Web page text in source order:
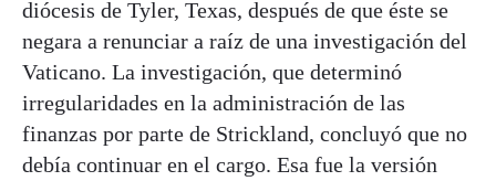
diócesis de Tyler, Texas, después de que éste se
negara a renunciar a raíz de una investigación del
Vaticano. La investigación, que determinó
irregularidades en la administración de las
finanzas por parte de Strickland, concluyó que no
debía continuar en el cargo. Esa fue la versión